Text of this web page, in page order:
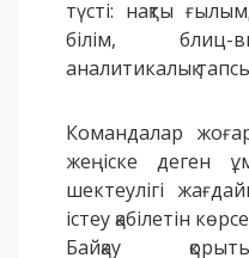
Бакалавриат
Магистратура
Қашықтықтан оқыту
ОҚУ
түсті: нақты
білім, блиц-
аналитикалық
Командалар
жеңіске деген
шектеулігі
істеу қабілетін
Байқау